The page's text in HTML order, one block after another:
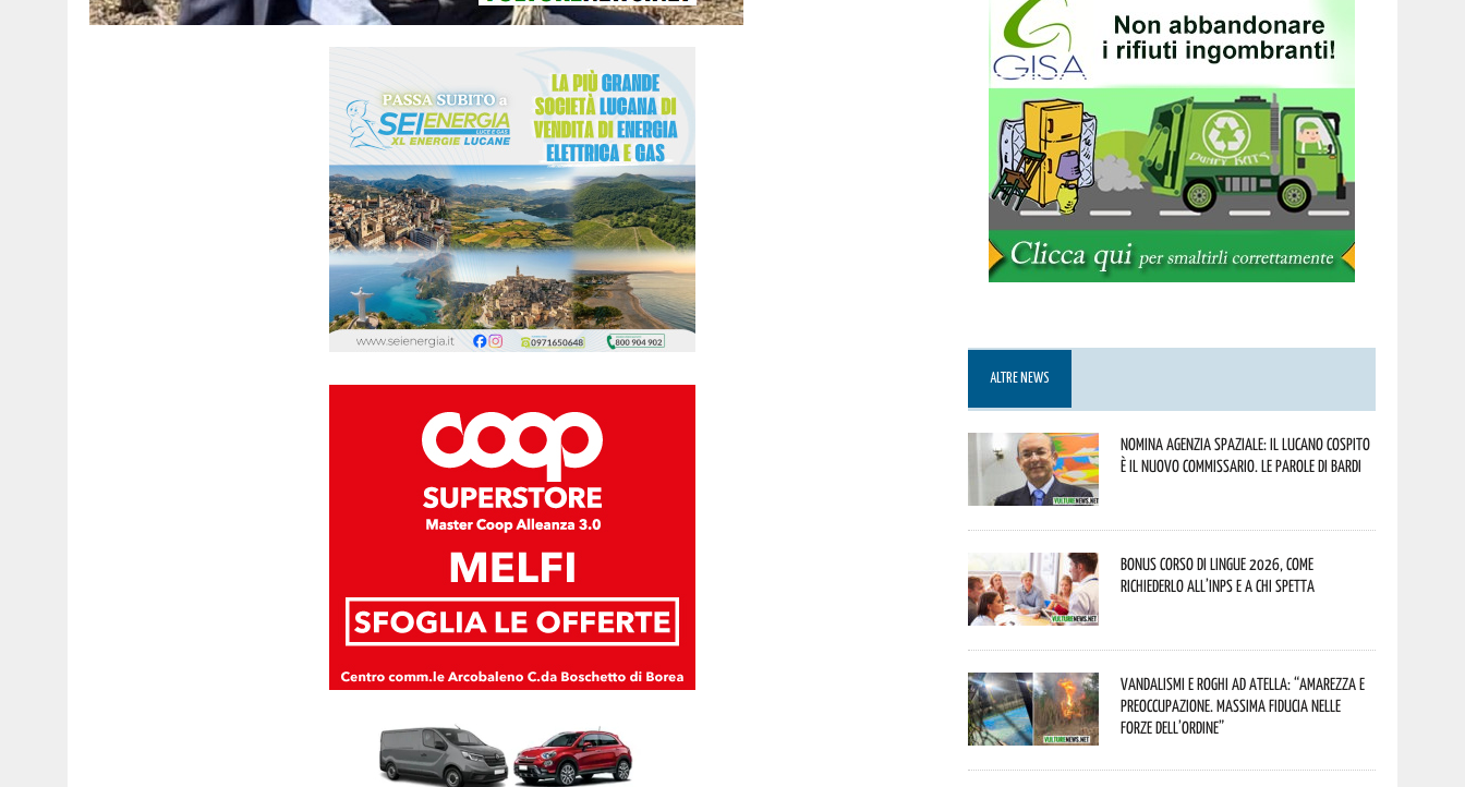
ALTRE NEWS
Nomina Agenzia Spaziale: il lucano Cospito
è il nuovo commissario. Le parole di Bardi
Bonus corso di lingue 2026, come
richiederlo all’INPS e a chi spetta
Vandalismi e roghi ad Atella: “Amarezza e
preoccupazione. Massima fiducia nelle
Forze dell’Ordine”